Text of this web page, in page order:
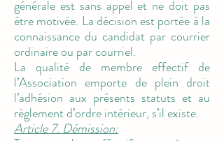
générale est sans appel et ne doit pas
être motivée. La décision est portée à la
connaissance du candidat par courrier
ordinaire ou par courriel.
La qualité de membre effectif de
l’Association emporte de plein droit
l’adhésion aux présents statuts et au
règlement d’ordre intérieur, s’il existe.
Article 7. Démission: